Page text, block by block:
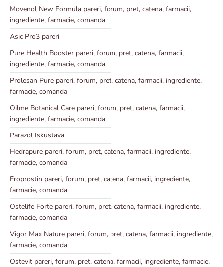
Movenol New Formula pareri, forum, pret, catena, farmacii,
ingrediente, farmacie, comanda
Asic Pro3 pareri
Pure Health Booster pareri, forum, pret, catena, farmacii,
ingrediente, farmacie, comanda
Prolesan Pure pareri, forum, pret, catena, farmacii, ingrediente,
farmacie, comanda
Oilme Botanical Care pareri, forum, pret, catena, farmacii,
ingrediente, farmacie, comanda
Parazol Iskustava
Hedrapure pareri, forum, pret, catena, farmacii, ingrediente,
farmacie, comanda
Eroprostin pareri, forum, pret, catena, farmacii, ingrediente,
farmacie, comanda
Ostelife Forte pareri, forum, pret, catena, farmacii, ingrediente,
farmacie, comanda
Vigor Max Nature pareri, forum, pret, catena, farmacii, ingrediente,
farmacie, comanda
Ostevit pareri, forum, pret, catena, farmacii, ingrediente, farmacie,